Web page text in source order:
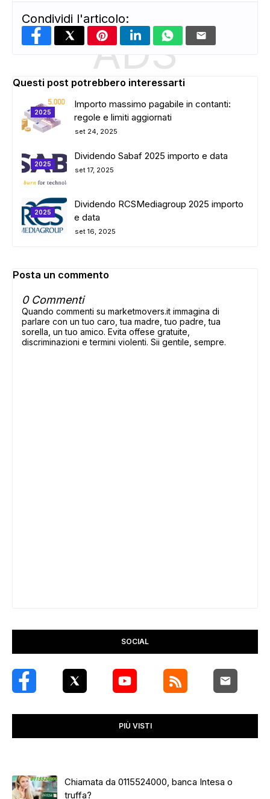
ADS
Condividi l'articolo:
Questi post potrebbero interessarti
2025
Importo massimo pagabile in contanti:
regole e limiti aggiornati
set 24, 2025
2025
Dividendo Sabaf 2025 importo e data
set 17, 2025
2025
Dividendo RCSMediagroup 2025 importo
e data
set 16, 2025
Posta un commento
0 Commenti
Quando commenti su marketmovers.it immagina di
parlare con un tuo caro, tua madre, tuo padre, tua
sorella, un tuo amico. Evita offese gratuite,
discriminazioni e termini violenti. Sii gentile, sempre.
SOCIAL
PIÙ VISTI
Chiamata da 0115524000, banca Intesa o
truffa?